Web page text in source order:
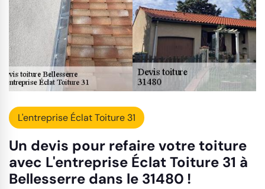
L'entreprise Éclat Toiture 31
Un devis pour refaire votre toiture
avec L'entreprise Éclat Toiture 31 à
Bellesserre dans le 31480 !